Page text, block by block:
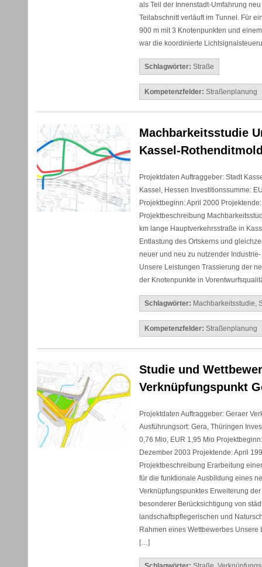
als Teil der Innenstadt-Umfahrung
Teilabschnitt verläuft im Tunnel. Für
900 m mit 3 Knotenpunkten und
war die koordinierte
Schlagwörter: Straße
Kompetenzfelder: Straßenplanung
Machbarkeitsstudie
Kassel-
Projektdaten Auftraggeber: Stadt
Kassel, Hessen Investitionssumme:
Projektbeginn: April 2000
Projektbeschreibung
km lange Hauptverkehrsstraße in
Entlastung des Ortskerns und
neuer und neu zu nutzender
Unsere Leistungen Trassierung der
der Knotenpunkte in
Schlagwörter: Machbarkeitsstudie,
Kompetenzfelder: Straßenplanung
Studie und
Verknüpfungspunkt
Projektdaten Auftraggeber: Geraer
Ausführungsort: Gera, Thüringen
0,76 Mio, EUR 1,95 Mio
Dezember 2003 Projektende: April
Projektbeschreibung Erarbeitung
für die funktionale Ausbildung eines
Verknüpfungspunktes Erweiterung
besonderer Berücksichtigung von
landschaftspflegerischen und
Rahmen eines Wettbewerbes Unsere
[…]